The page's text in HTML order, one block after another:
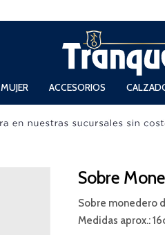
MUJER ACCESORIOS
Sobre
Sobre monedero
Medidas aprox.: